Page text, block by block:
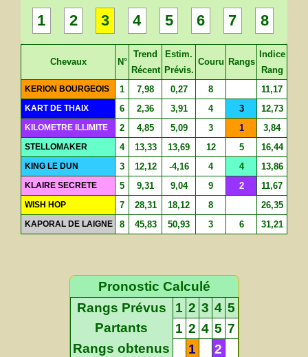
1 2 3 4 5 6 7 8
Chevaux N°
Trend
Récent
Estim.
Prévis.
Couru Rangs
Indice
Rang
KERION BOURGEOIS 1 7,98 0,27 8 11,17
KART DE THAIX 6 2,36 3,91 4 3 12,73
KILOMETRE ILLIMITE 2 4,85 5,09 3 1 3,84
STELLOMAKER 4 13,33 13,69 12 5 16,44
KING LE DUN 3 12,12 -4,16 4 4 13,86
KLAIRE SECRETE 5 9,31 9,04 9 2 11,67
WISH HOP 7 28,31 18,12 8 26,35
KAPORAL DE LAIGNE 8 45,83 50,93 3 6 31,21
Pronostic Calculé
Rangs Prévus
1 2 3 4 5
Partants
1 2 4 5 7
Rangs obtenus
1 2